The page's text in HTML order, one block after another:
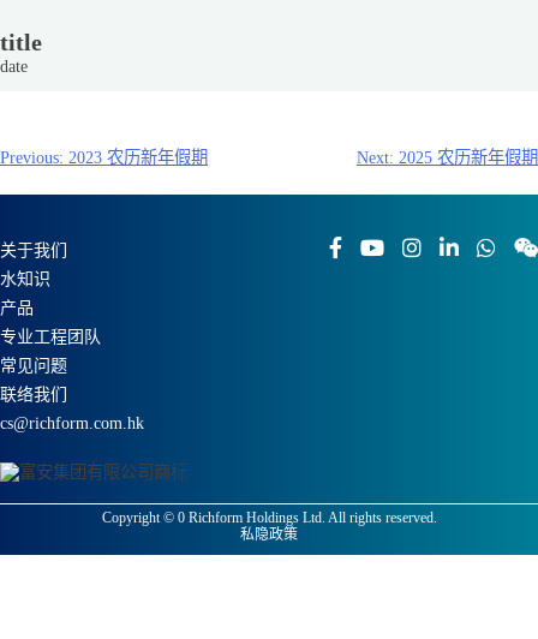
title
date
文
章
航
Previous: 2023 农历新年假期 Next: 2025 农历新年假期
关于我们
水知识
产品
专业工程团队
常见问题
联络我们
cs@richform.com.hk
Copyright © 0Richform Holdings Ltd. All rights reserved.
私隐政策